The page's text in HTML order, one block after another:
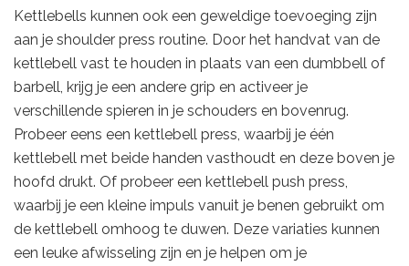
Kettlebells kunnen ook een geweldige toevoeging zijn
aan je shoulder press routine. Door het handvat van de
kettlebell vast te houden in plaats van een dumbbell of
barbell, krijg je een andere grip en activeer je
verschillende spieren in je schouders en bovenrug.
Probeer eens een kettlebell press, waarbij je één
kettlebell met beide handen vasthoudt en deze boven je
hoofd drukt. Of probeer een kettlebell push press,
waarbij je een kleine impuls vanuit je benen gebruikt om
de kettlebell omhoog te duwen. Deze variaties kunnen
een leuke afwisseling zijn en je helpen om je